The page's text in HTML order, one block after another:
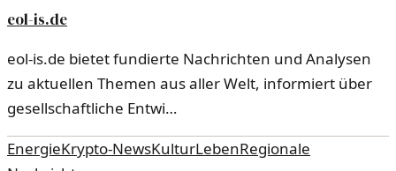
eol-is.de
eol-is.de bietet fundierte Nachrichten und Analysen
zu aktuellen Themen aus aller Welt, informiert über
gesellschaftliche Entwi…
EnergieKrypto-NewsKulturLebenRegionale